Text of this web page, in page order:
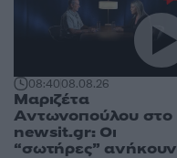
08:4008.08.26
Μαριζέτα
Αντωνοπούλου στο
newsit.gr: Οι
“σωτήρες” ανήκουν